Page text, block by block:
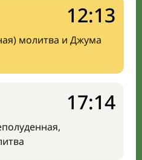
молитва и Джума
12:13
17:14